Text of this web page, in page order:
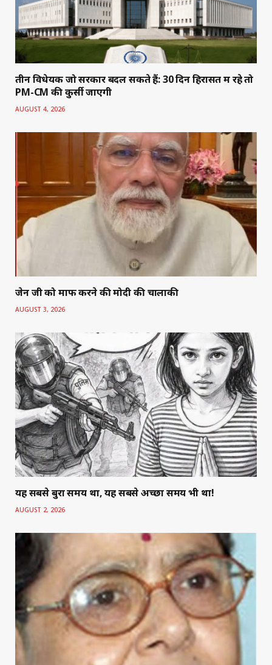
तीन विधेयक जो सरकार बदल सकते हैं: 30 दिन हिरासत में रहे तो
PM-CM की कुर्सी जाएगी
AUGUST 4, 2026
जेन जी को माफ करने की मोदी की चालाकी
AUGUST 3, 2026
यह सबसे बुरा समय था, यह सबसे अच्छा समय भी था!
AUGUST 2, 2026